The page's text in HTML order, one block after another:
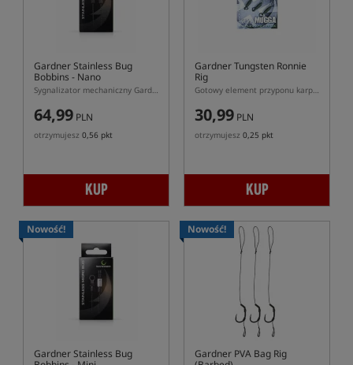
Gardner Stainless Bug
Bobbins - Nano
Sygnalizator mechaniczny Gardner Bug Nano
64,99 PLN
otrzymujesz 0,56 pkt
KUP
Gardner Tungsten Ronnie
Rig
Gotowy element przyponu karpiowego Ronnie Rig z elementami dociążonymi
30,99 PLN
otrzymujesz 0,25 pkt
KUP
Nowość!
Gardner Stainless Bug
Nowość!
Gardner PVA Bag Rig